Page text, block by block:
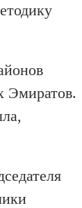
Эмиратов.